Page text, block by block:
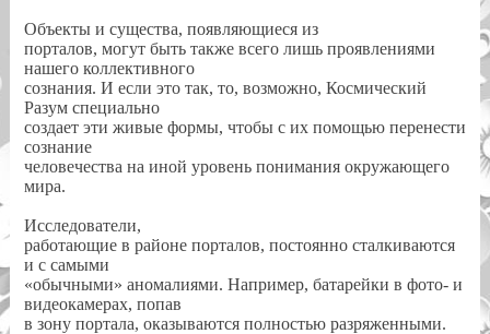
Объекты и существа, появляющиеся из
порталов, могут быть также всего лишь проявлениями
нашего коллективного
сознания. И если это так, то, возможно, Космический
Разум специально
создает эти живые формы, чтобы с их помощью перенести
сознание
человечества на иной уровень понимания окружающего
мира.
Исследователи,
работающие в районе порталов, постоянно сталкиваются
и с самыми
«обычными» аномалиями. Например, батарейки в фото- и
видеокамерах, попав
в зону портала, оказываются полностью разряженными.